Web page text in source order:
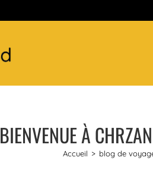
BIENVENUE À
Accueil > blog de